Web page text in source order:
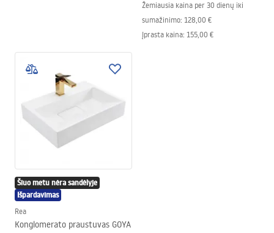
Žemiausia kaina per 30 dienų iki
sumažinimo: 128,00 €
Įprasta kaina: 155,00 €
Šiuo metu nėra sandėlyje
Išpardavimas
Rea
Konglomerato praustuvas GOYA